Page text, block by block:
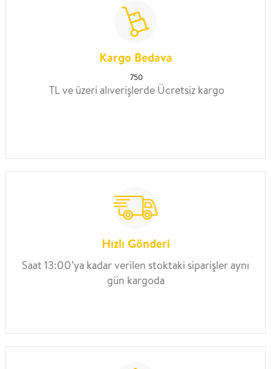
Kargo Bedava
750
TL ve üzeri alıverişlerde Ücretsiz kargo
Hızlı Gönderi
Saat 13:00’ya kadar verilen stoktaki siparişler aynı
gün kargoda